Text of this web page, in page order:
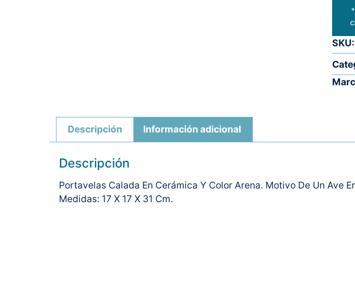
SKU:
Descripción Información adicional
Descripción
Portavelas Calada En Cerámica Y Color Arena. Motivo De Un Ave
Medidas: 17 X 17 X 31 Cm.